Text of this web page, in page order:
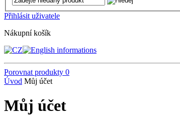
Přihlásit uživatele
Nákupní košík
Porovnat produkty 0
Úvod Můj účet
Můj účet